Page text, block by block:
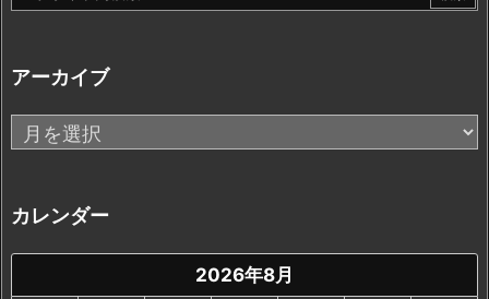
アーカイブ
ア
ー
イ
ブ
カレンダー
2026年8月